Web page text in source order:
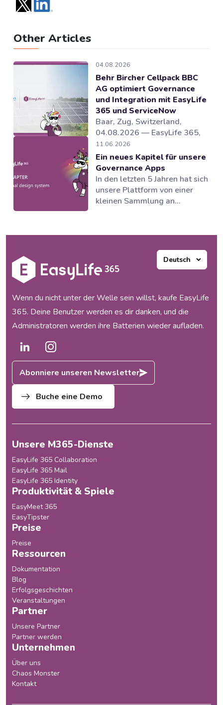
Other Articles
04.08.2026
Behr Bircher Cellpack BBC
AG optimiert Governance
und Integration mit EasyLife
365 und ServiceNow
Baar, Zug, Switzerland,
04.08.2026 — EasyLife 365,
Anbieter von Lösungen für
Microsoft 365 Governance und
und Lebenszyklusmanagement
in Microsoft 365, hat
gemeinsam mit dem Partner
novoSYS die Behr Bircher
11.06.2026
Ein neues Kapitel für unsere
Governance Apps
In den letzten 5 Jahren hat sich
unsere Plattform von einer
kleinen Sammlung an
entwickelt, die mehrere
Ecosystems unterstützen.
Unsere Produkte haben
funktioniert und unsere
mit dem Wachstum...
Wenn du nicht unter der Welle sein willst, kaufe EasyLife
365. Deine Benutzer werden es dir danken, und die
Administratoren werden ihre Batterien wieder aufladen.
Abonniere unseren Newsletter
Buche eine Demo
Unsere M365-Dienste
EasyLife 365 Collaboration
EasyLife 365 Mail
EasyLife 365 Identity
Produktivität & Spiele
EasyMeet 365
EasyTipster
Preise
Preise
Ressourcen
Dokumentation
Blog
Erfolgsgeschichten
Veranstaltungen
Partner
Unsere Partner
Partner werden
Unternehmen
Über uns
Chaos Monster
Kontakt